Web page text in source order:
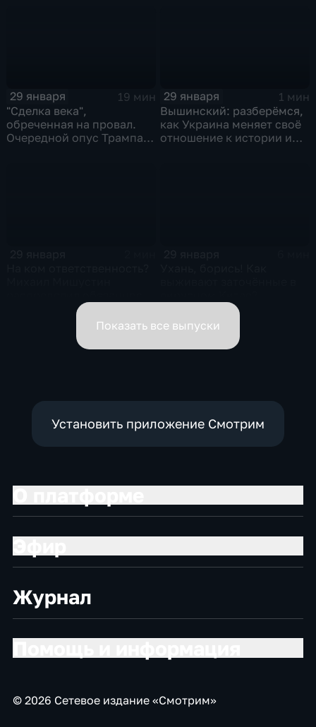
29 января
19 мин
"Сделка века",
обреченная на провал.
Очередной опус Трампа.
29 января
1 мин
Вышинский: разберёмся,
как Украина меняет своё
отношение к истории и
вице-премьеров
Показать все выпуски
Установить приложение Смотрим
Журнал
© 2026 Сетевое издание «Смотрим»